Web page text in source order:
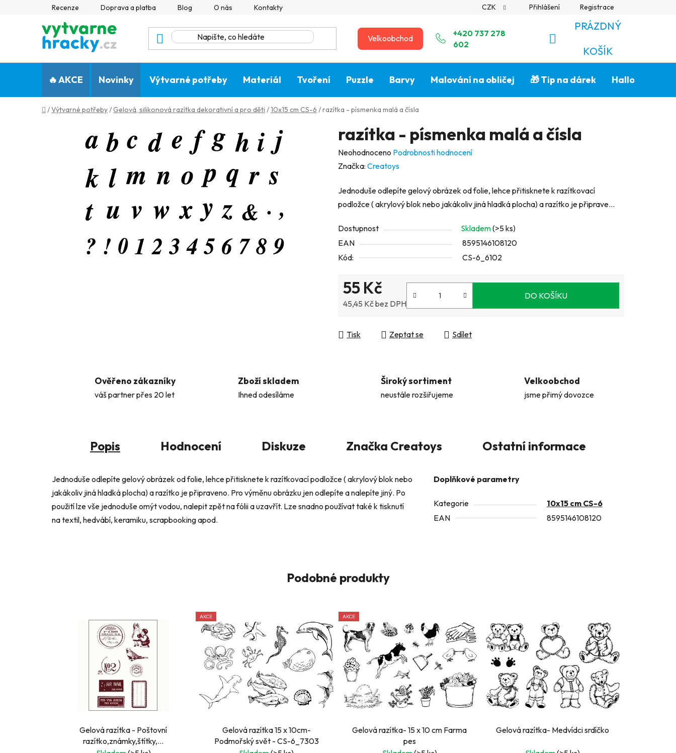
Recenze Doprava a platba Blog O nás Kontakty CZK Přihlášení Registrace
Velkoobchod
+420 737 278
602
NÁKUPNÍ
KOŠÍK
PRÁZDNÝ
KOŠÍK
🔥 AKCE Novinky Výtvarné potřeby Materiál Tvoření Puzzle Barvy Malování na obličej 🎁 Tip na dárek Halloween🎃
Domů
/Výtvarné potřeby/Gelová, silikonová razítka dekorativní a pro děti /10x15 cm CS-6 /razítka - písmenka malá a čísla
razítka - písmenka malá a čísla
Průměrné
hodnocení
je
0,0
5
hvězdiček.
Neohodnoceno Podrobnosti hodnocení
Značka: Creatoys
Jednoduše odlepíte gelový obrázek od folie, lehce přitisknete k razítkovací
podložce ( akrylový blok nebo jakákoliv jiná hladká plocha) a razítko je připrave...
Dostupnost Skladem(>5 ks)
EAN
8595146108120
Kód:
CS-6_6102
55 Kč
45,45 Kč bez DPH
DO KOŠÍKU
Tisk Zeptat se Sdílet
Ověřeno zákazníky
váš partner přes 20 let
Zboží skladem
Ihned odesíláme
Široký sortiment
neustále rozšiřujeme
Velkoobchod
jsme přimý dovozce
Popis Hodnocení Diskuze Značka Creatoys Ostatní informace
Jednoduše odlepíte gelový obrázek od folie, lehce přitisknete k razítkovací podložce ( akrylový blok nebo
jakákoliv jiná hladká plocha) a razítko je připraveno. Pro výměnu obrázku jen odlepíte a nalepíte jiný. Po
použití lze vše jednoduše omýt vodou, nalepit zpět na fólii a uzavřít. Lze snadno používat také k tisknutí
na textil, hedvábí, keramiku, scrapbooking apod.
Doplňkové parametry
Kategorie
10x15 cm CS-6
EAN
8595146108120
Podobné produkty
Gelová razítka - Poštovní
razítko,známky,štítky,...
AKCE
Gelová razítka 15 x 10cm-
Podmořský svět - CS-6_7303
AKCE
Gelová razítka- 15 x 10 cm Farma
pes
Gelová razítka- Medvídci srdíčko